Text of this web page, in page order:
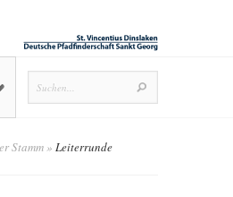
Stamm» Leiterrunde